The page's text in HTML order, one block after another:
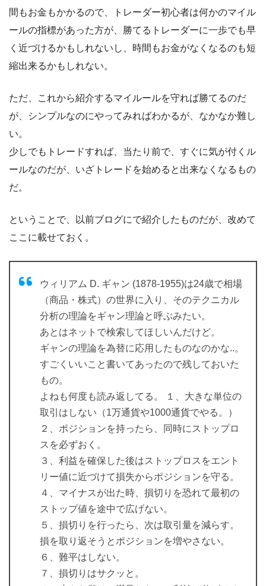
間もお金もかかるので、トレーダー初心者は何かのマイル
ールの指標があった方が、勝てるトレーダーに一歩でも早
く近づけるかもしれないし、時間もお金がなくなるのも短
縮出来るかもしれない。
ただ、これから紹介するマイルールを守れば勝てるのだ
が、シンプルなのにやってみればわかるが、なかなか難し
い。
少しでもトレードすれば、当たり前で、すぐに気が付くル
ールなのだが、いざトレードを始めると出来なくなるもの
だ。
ということで、以前ブログにで紹介したものだが、改めて
ここに載せておく。
ウィリアム D. ギャン (1878-1955)は24歳で相場
（商品・株式）の世界に入り、そのテクニカル
分析の理論をギャン理論と呼ぶみたい。
あとはネットで検索してほしいんだけど。
ギャンの理論を為替に応用したものなのかな..。
すごくいいこと書いてあったので残しておいた
もの。
よねも何度も読み返してる。 １、大きな単位の
取引はしない（1万通貨や1000通貨でやる。）
２、ポジションを持ったら、同時にストップロ
スを必ずおく。
３、利益を確保した後はストップロスをエント
リー値に近づけて損失からポジションを守る。
４、マイナスが出た時、損切りを恐れて最初の
ストップ値を途中で広げない。
５、損切りを行ったら、次は取引量を減らす。
損を取り返そうとポジションを増やさない。
６、難平はしない。
７、損切りはサクッと。